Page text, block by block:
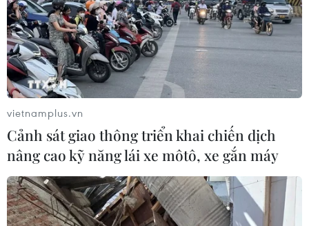
Tính trong 6 kỳ điều hành gần đây, từ ngày 22/10/2018,
mặt hàng xăng E5 RON92 đã giảm khoảng 4.634
đồng/lít, trong khi xăng RON95 cũng giảm khoảng
4.744 đồng/lít.
vietnamplus.vn
Cảnh sát giao thông triển khai chiến dịch
nâng cao kỹ năng lái xe môtô, xe gắn máy